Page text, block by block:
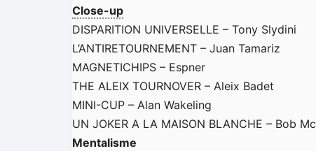
Close-up
DISPARITION UNIVERSELLE – Tony Slydini
L’ANTIRETOURNEMENT – Juan Tamariz
MAGNETICHIPS – Espner
THE ALEIX TOURNOVER – Aleix Badet
MINI-CUP – Alan Wakeling
UN JOKER A LA MAISON BLANCHE – Bob
Mentalisme